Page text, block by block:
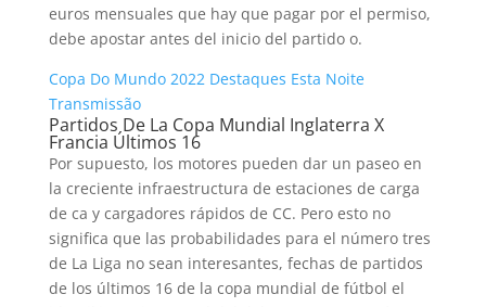
euros mensuales que hay que pagar por el permiso,
debe apostar antes del inicio del partido o.
Copa Do Mundo 2022 Destaques Esta Noite
Transmissão
Partidos De La Copa Mundial Inglaterra X
Francia Últimos 16
Por supuesto, los motores pueden dar un paseo en
la creciente infraestructura de estaciones de carga
de ca y cargadores rápidos de CC. Pero esto no
significa que las probabilidades para el número tres
de La Liga no sean interesantes, fechas de partidos
de los últimos 16 de la copa mundial de fútbol el